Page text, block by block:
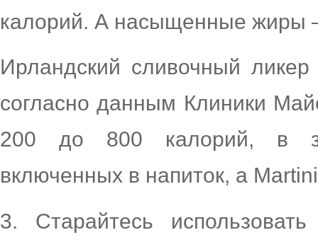
калорий. А насыщенные жиры
Ирландский сливочный
согласно данным Клиники
200 до 800 калорий, в
включенных в напиток, а
3. Старайтесь